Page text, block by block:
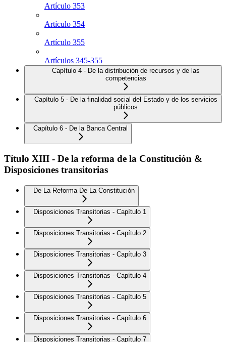
Artículo 353
Artículo 354
Artículo 355
Artículos 345-355
Capítulo 4 - De la distribución de recursos y de las
competencias
Capítulo 5 - De la finalidad social del Estado y de los servicios
públicos
Capítulo 6 - De la Banca Central
Título XIII - De la reforma de la Constitución &
Disposiciones transitorias
De La Reforma De La Constitución
Disposiciones Transitorias - Capítulo 1
Disposiciones Transitorias - Capítulo 2
Disposiciones Transitorias - Capítulo 3
Disposiciones Transitorias - Capítulo 4
Disposiciones Transitorias - Capítulo 5
Disposiciones Transitorias - Capítulo 6
Disposiciones Transitorias - Capítulo 7